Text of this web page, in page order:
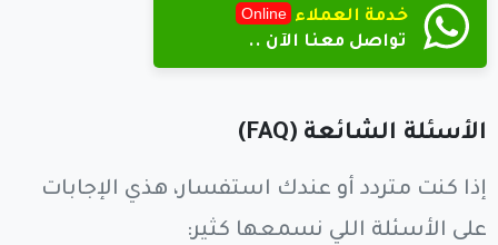
خدمة العملاء Online
تواصل معنا الآن ..
الأسئلة الشائعة (FAQ)
إذا كنت متردد أو عندك استفسار، هذي الإجابات
على الأسئلة اللي نسمعها كثير: